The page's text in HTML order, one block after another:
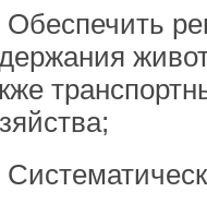
Обеспечить